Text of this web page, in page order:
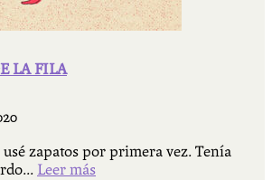
LA FILA
zapatos por primera vez. Tenía
Leer más